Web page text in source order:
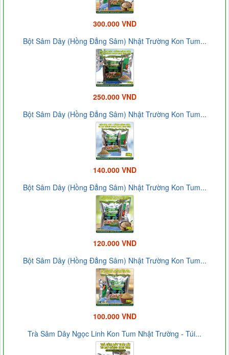
300.000 VND
Bột Sâm Dây (Hồng Đẳng Sâm) Nhật Trường Kon Tum...
250.000 VND
Bột Sâm Dây (Hồng Đẳng Sâm) Nhật Trường Kon Tum...
140.000 VND
Bột Sâm Dây (Hồng Đẳng Sâm) Nhật Trường Kon Tum...
120.000 VND
Bột Sâm Dây (Hồng Đẳng Sâm) Nhật Trường Kon Tum...
100.000 VND
Trà Sâm Dây Ngọc Linh Kon Tum Nhật Trường - Túi...